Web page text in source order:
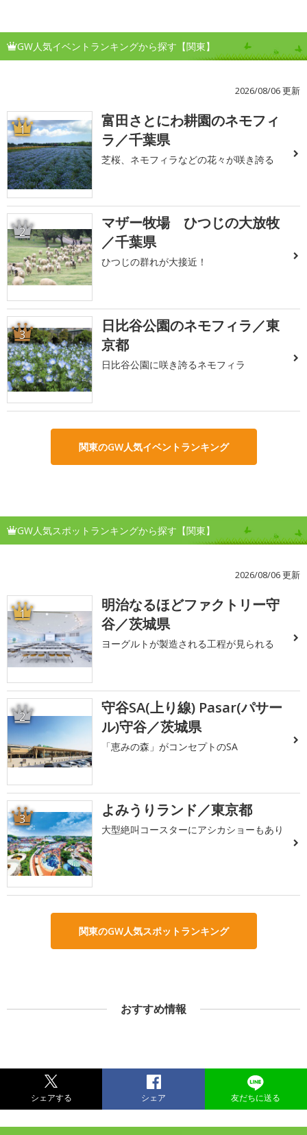
GW人気イベントランキングから探す【関東】
2026/08/06 更新
1
富田さとにわ耕園のネモフィ
ラ／千葉県
芝桜、ネモフィラなどの花々が咲き誇る
2
マザー牧場 ひつじの大放牧
／千葉県
ひつじの群れが大接近！
3
日比谷公園のネモフィラ／東
京都
日比谷公園に咲き誇るネモフィラ
関東のGW人気イベントランキング
GW人気スポットランキングから探す【関東】
2026/08/06 更新
1
明治なるほどファクトリー守
谷／茨城県
ヨーグルトが製造される工程が見られる
2
守谷SA(上り線) Pasar(パサー
ル)守谷／茨城県
「恵みの森」がコンセプトのSA
3 よみうりランド／東京都
大型絶叫コースターにアシカショーもあり
関東のGW人気スポットランキング
おすすめ情報
シェアする シェア 友だちに送る